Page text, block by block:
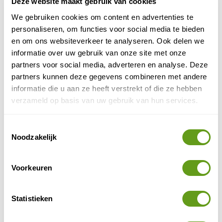
We gebruiken cookies om content en advertenties te
personaliseren, om functies voor social media te bieden
en om ons websiteverkeer te analyseren. Ook delen we
informatie over uw gebruik van onze site met onze
partners voor social media, adverteren en analyse. Deze
partners kunnen deze gegevens combineren met andere
informatie die u aan ze heeft verstrekt of die ze hebben
verzameld op basis van uw gebruik van hun services.
Noodzakelijk
Voorkeuren
Statistieken
BEKIJK
Voordeeluitjes - Hotel De Roode Schuur
Individuele reis
Boek een voordelig arrangement en verblijf in dit
fijne hotel in Nijkerk. Prima uitvalsbasis om de
Veluwe en natuur bij Amersfoort te ontdekken.
BEKIJK
Overnacht in historisch erfgoed langs de Vecht,